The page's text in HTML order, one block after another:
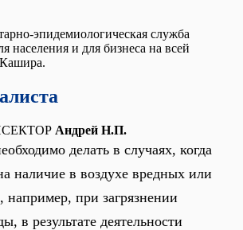
эпидемиологическая служба
населения и для бизнеса на всей
Андрей Н.П.
делать в случаях, когда
наличие в воздухе вредных или
например, при загрязнении
в результате деятельности